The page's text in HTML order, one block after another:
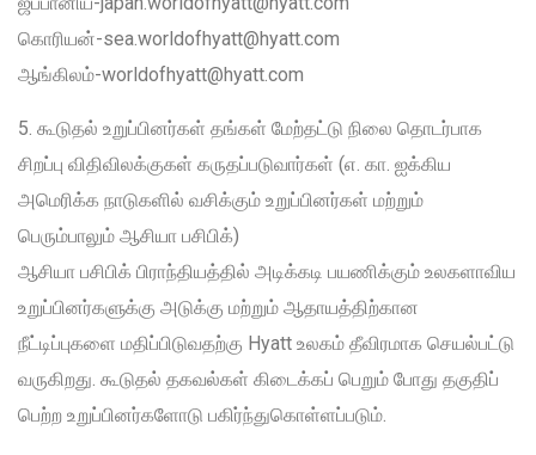
கொரியன்-sea.worldofhyatt@hyatt.com
ஆங்கிலம்-worldofhyatt@hyatt.com
5. கூடுதல் உறுப்பினர்கள் தங்கள் மேற்தட்டு நிலை தொடர்பாக
சிறப்பு விதிவிலக்குகள் கருதப்படுவார்கள் (எ. கா. ஐக்கிய
அமெரிக்க நாடுகளில் வசிக்கும் உறுப்பினர்கள் மற்றும்
பெரும்பாலும் ஆசியா பசிபிக்)
ஆசியா பசிபிக் பிராந்தியத்தில் அடிக்கடி பயணிக்கும் உலகளாவிய
உறுப்பினர்களுக்கு அடுக்கு மற்றும் ஆதாயத்திற்கான
நீட்டிப்புகளை மதிப்பிடுவதற்கு Hyatt உலகம் தீவிரமாக செயல்பட்டு
வருகிறது. கூடுதல் தகவல்கள் கிடைக்கப் பெறும் போது தகுதிப்
பெற்ற உறுப்பினர்களோடு பகிர்ந்துகொள்ளப்படும்.